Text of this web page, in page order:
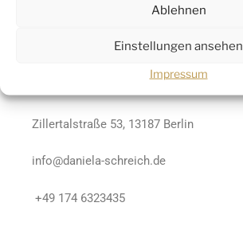
Ablehnen
Einstellungen ansehen
Impressum
DANIELA SCHREICH
Zillertalstraße 53, 13187 Berlin
info@daniela-schreich.de
+49 174 6323435